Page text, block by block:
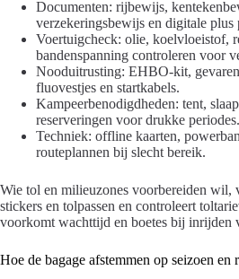
Documenten: rijbewijs,
verzekeringsbewijs en digitale plus
Voertuigcheck: olie, koelvloeistof,
bandenspanning controleren voor
Nooduitrusting: EHBO-kit,
fluovestjes en startkabels.
Kampeerbenodigdheden: tent,
reserveringen voor drukke periodes.
Techniek: offline kaarten,
routeplannen bij slecht bereik.
Wie tol en milieuzones voorbereiden wil,
stickers en tolpassen en controleert
voorkomt wachttijd en boetes bij inrijden
Hoe de bagage afstemmen op seizoen en